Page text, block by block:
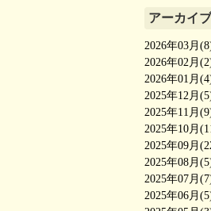
アーカイブ
2026年03月
2026年02月
2026年01月
2025年12月
2025年11月
2025年10月
2025年09月
2025年08月
2025年07月
2025年06月